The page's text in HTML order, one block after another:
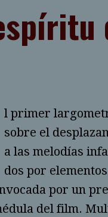
l primer
sobre el
a las melo­días
dos por
por un
del film.